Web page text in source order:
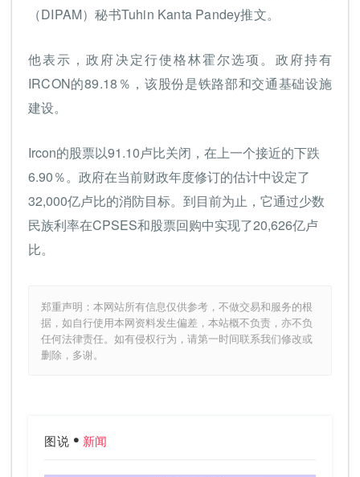
（DIPAM）秘书Tuhin Kanta Pandey推文。
他表示，政府决定行使格林霍尔选项。政府持有
IRCON的89.18％，该股份是铁路部和交通基础设施
建设。
Ircon的股票以91.10卢比关闭，在上一个接近的下跌
6.90％。政府在当前财政年度修订的估计中设定了
32,000亿卢比的消防目标。到目前为止，它通过少数
民族利率在CPSES和股票回购中实现了20,626亿卢
比。
郑重声明：本网站所有信息仅供参考，不做交易和服务的根
据，如自行使用本网资料发生偏差，本站概不负责，亦不负
任何法律责任。如有侵权行为，请第一时间联系我们修改或
删除，多谢。
图说 新闻